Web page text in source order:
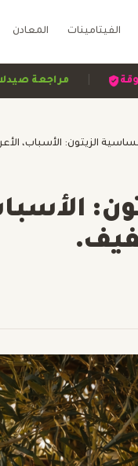
الفيتامينات المعادن
| موثوقة